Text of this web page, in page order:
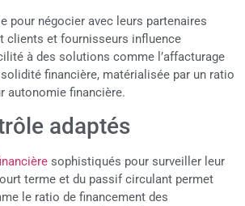
pour négocier avec leurs partenaires
clients et fournisseurs influence
à des solutions comme l’affacturage
financière, matérialisée par un ratio
autonomie financière.
adaptés
sophistiqués pour surveiller leur
terme et du passif circulant permet
le ratio de financement des